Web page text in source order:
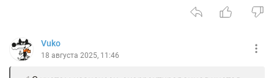
Vuko
18 августа 2025, 11:46